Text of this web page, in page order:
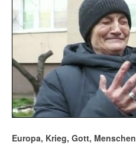
Europa, Krieg, Gott, Menschen
Test! Nicht ausfüllen!